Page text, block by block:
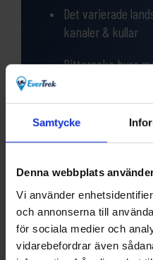
Samtycke
Denna webbplats
Vi använder
och annonserna till
för sociala medier och
vidarebefordrar även
Det varierade
kanaler & kullar
Pittoreska byar
Lätt cykling på
Arkitekturen i
är med på